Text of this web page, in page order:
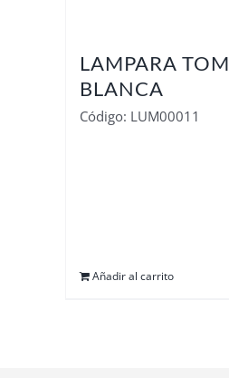
LAMPARA TOM
BLANCA
Código: LUM00011
Añadir al carrito